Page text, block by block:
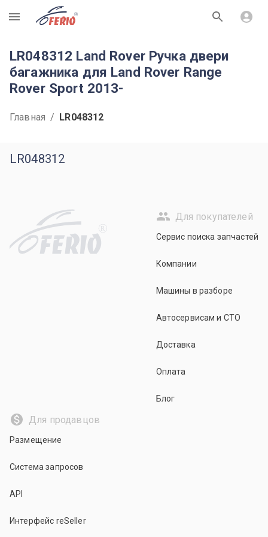
R
LR048312 Land Rover Ручка двери
багажника для Land Rover Range
Rover Sport 2013-
Главная / LR048312
LR048312
R
Для покупателей
Сервис поиска запчастей
Компании
Машины в разборе
Автосервисам и СТО
Доставка
Оплата
Блог
Для продавцов
Размещение
Система запросов
API
Интерфейс reSeller